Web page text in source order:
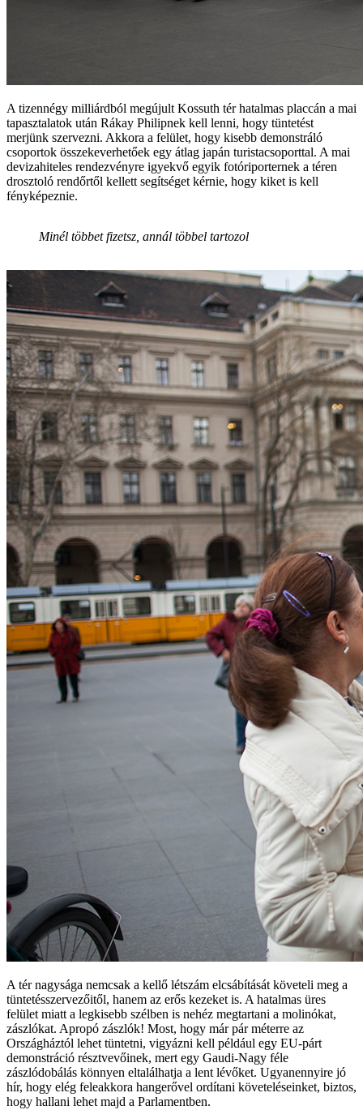
A tizennégy milliárdból megújult Kossuth tér hatalmas placcán a mai
tapasztalatok után Rákay Philipnek kell lenni, hogy tüntetést
merjünk szervezni. Akkora a felület, hogy kisebb demonstráló
csoportok összekeverhetőek egy átlag japán turistacsoporttal. A mai
devizahiteles rendezvényre igyekvő egyik fotóriporternek a téren
drosztoló rendőrtől kellett segítséget kérnie, hogy kiket is kell
fényképeznie.
Minél többet fizetsz, annál többel tartozol
A tér nagysága nemcsak a kellő létszám elcsábítását követeli meg a
tüntetésszervezőitől, hanem az erős kezeket is. A hatalmas üres
felület miatt a legkisebb szélben is nehéz megtartani a molinókat,
zászlókat. Apropó zászlók! Most, hogy már pár méterre az
Országháztól lehet tüntetni, vigyázni kell például egy EU-párt
demonstráció résztvevőinek, mert egy Gaudi-Nagy féle
zászlódobálás könnyen eltalálhatja a lent lévőket. Ugyanennyire jó
hír, hogy elég feleakkora hangerővel ordítani követeléseinket, biztos,
hogy hallani lehet majd a Parlamentben.